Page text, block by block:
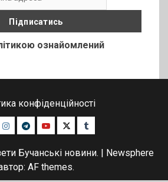
ознайомлений
конфіденційності
Instagram
TelegramYoutubeTwitterTumblr
Бучанські новини.
Newsphere
AF themes.